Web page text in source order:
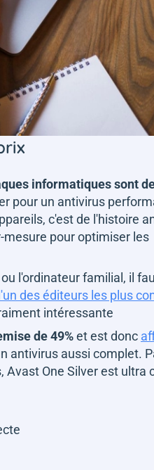
informatiques sont
pour un antivirus
c'est de l'histoire
pour optimiser les
l'ordinateur familial, il
des éditeurs les plus
intéressante
de 49%et est donc
antivirus aussi complet.
One Silver est ultra